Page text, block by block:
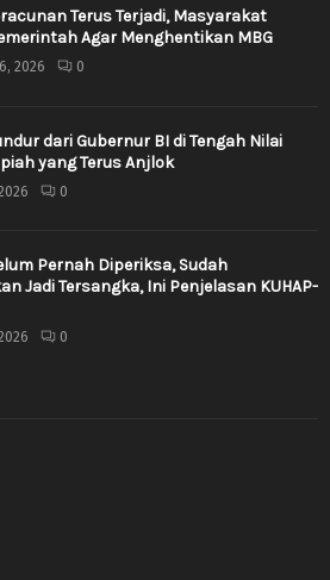
Terus Terjadi, Masyarakat
Agar Menghentikan MBG
2026 0
dari Gubernur BI di Tengah Nilai
yang Terus Anjlok
0
Pernah Diperiksa, Sudah
Jadi Tersangka, Ini Penjelasan KUHAP-
0